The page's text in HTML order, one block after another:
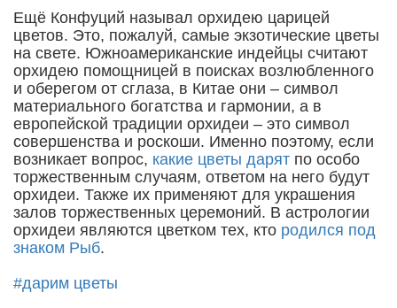
Ещё Конфуций называл орхидею царицей
цветов. Это, пожалуй, самые экзотические цветы
на свете. Южноамериканские индейцы считают
орхидею помощницей в поисках возлюбленного
и оберегом от сглаза, в Китае они – символ
материального богатства и гармонии, а в
европейской традиции орхидеи – это символ
совершенства и роскоши. Именно поэтому, если
возникает вопрос, какие цветы дарят по особо
торжественным случаям, ответом на него будут
орхидеи. Также их применяют для украшения
залов торжественных церемоний. В астрологии
орхидеи являются цветком тех, кто родился под
знаком Рыб.
#дарим цветы